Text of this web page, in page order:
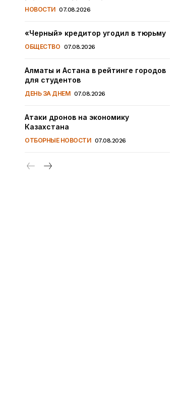
НОВОСТИ 07.08.2026
«Черный» кредитор угодил в тюрьму
ОБЩЕСТВО 07.08.2026
Алматы и Астана в рейтинге городов
для студентов
ДЕНЬ ЗА ДНЕМ 07.08.2026
Атаки дронов на экономику
Казахстана
ОТБОРНЫЕ НОВОСТИ 07.08.2026